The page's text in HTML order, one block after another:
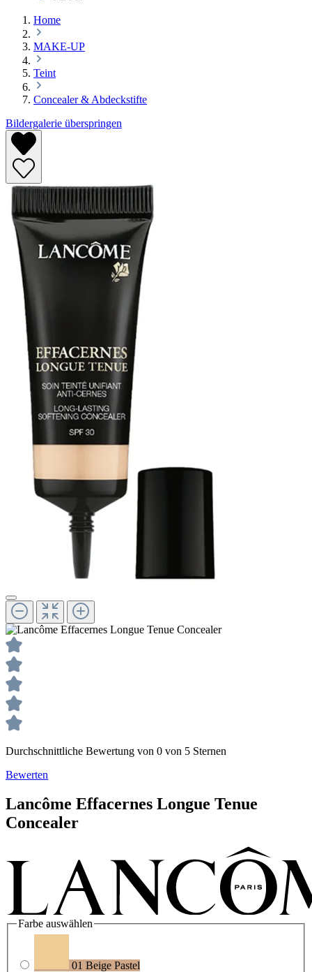
Home
MAKE-UP
Teint
Concealer & Abdeckstifte
Bildergalerie überspringen
Durchschnittliche Bewertung von 0 von 5 Sternen
Bewerten
Lancôme Effacernes Longue Tenue
Concealer
Farbe auswählen
01 Beige Pastel